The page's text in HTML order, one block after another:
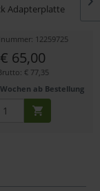
Adapterplatte
12259725
€ 65,00
€ 77,35
Wochen ab Bestellung